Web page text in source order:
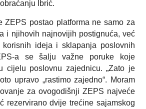
Ibrić.
ZEPS postao platforma ne samo za
i njihovih najnovijih postignuća, već
korisnih ideja i sklapanja poslovnih
a se šalju važne poruke koje
cijelu poslovnu zajednicu. „Zato je
upravo „rastimo zajedno“. Moram
za ovogodišnji ZEPS najveće
rezervirano dvije trećine sajamskog